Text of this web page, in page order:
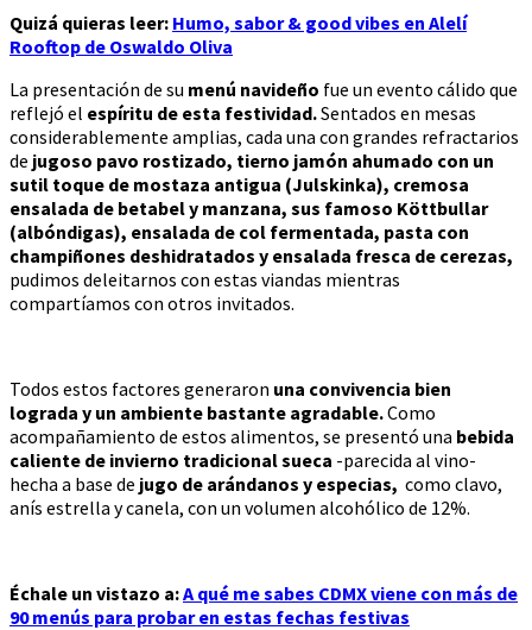
Quizá quieras leer: Humo, sabor & good vibes en Alelí
Rooftop de Oswaldo Oliva
La presentación de su menú navideño fue un evento cálido que
reflejó el espíritu de esta festividad.Sentados en mesas
considerablemente amplias, cada una con grandes refractarios
de jugoso pavo rostizado, tierno jamón ahumado con un
sutil toque de mostaza antigua (Julskinka), cremosa
ensalada de betabel y manzana, sus famoso Köttbullar
(albóndigas), ensalada de col fermentada, pasta con
champiñones deshidratados y ensalada fresca de cerezas,
pudimos deleitarnos con estas viandas mientras
compartíamos con otros invitados.
Todos estos factores generaron una convivencia bien
lograda y un ambiente bastante agradable.Como
acompañamiento de estos alimentos, se presentó una bebida
caliente de invierno tradicional sueca -parecida al vino-
hecha a base de jugo de arándanos y especias, como clavo,
anís estrella y canela, con un volumen alcohólico de 12%.
Échale un vistazo a:A qué me sabes CDMX viene con más de
90 menús para probar en estas fechas festivas